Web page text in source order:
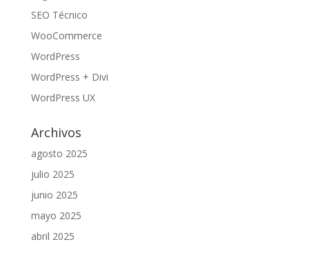
SEO Técnico
WooCommerce
WordPress
WordPress + Divi
WordPress UX
Archivos
agosto 2025
julio 2025
junio 2025
mayo 2025
abril 2025